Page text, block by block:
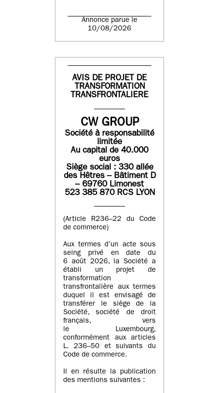
Annonce parue le
10/08/2026
AVIS DE PROJET DE
TRANSFORMATION
TRANSFRONTALIERE
CW GROUP
Société à responsabilité
limitée
Au capital de 40.000
euros
Siège social : 330 allée
des Hêtres – Bâtiment D
– 69760 Limonest
523 385 870 RCS LYON
(Article R236–22 du Code
de commerce)
Aux termes d’un acte sous
seing privé en date du
6 août 2026, la Société a
établi un projet de
transformation
transfrontalière aux termes
duquel il est envisagé de
transférer le siège de la
Société, société de droit
français, vers
le Luxembourg,
conformément aux articles
L. 236–50 et suivants du
Code de commerce.
Il en résulte la publication
des mentions suivantes :